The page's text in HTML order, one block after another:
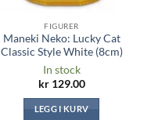
FIGURER
Maneki Neko: Lucky Cat
Classic Style White (8cm)
In stock
kr129.00
LEGG I KURV